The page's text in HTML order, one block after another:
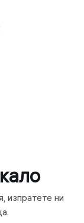
изпратете ни